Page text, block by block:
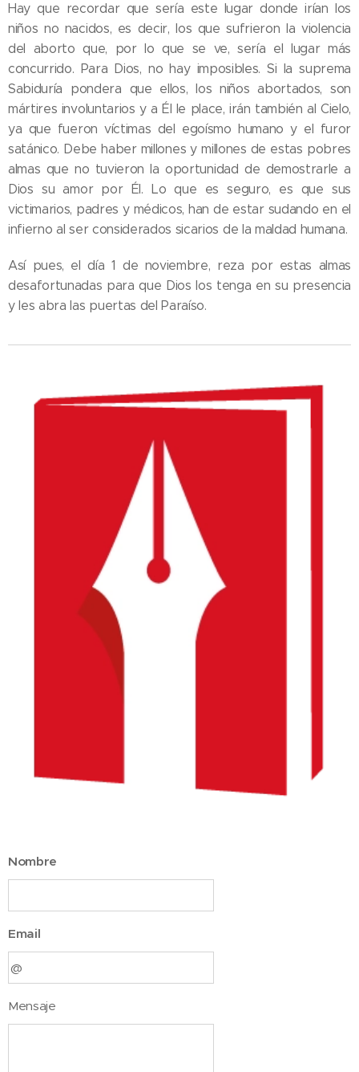
Hay que recordar que sería este lugar donde irían los
niños no nacidos, es decir, los que sufrieron la violencia
del aborto que, por lo que se ve, sería el lugar más
concurrido. Para Dios, no hay imposibles. Si la suprema
Sabiduría pondera que ellos, los niños abortados, son
mártires involuntarios y a Él le place, irán también al Cielo,
ya que fueron víctimas del egoísmo humano y el furor
satánico. Debe haber millones y millones de estas pobres
almas que no tuvieron la oportunidad de demostrarle a
Dios su amor por Él. Lo que es seguro, es que sus
victimarios, padres y médicos, han de estar sudando en el
infierno al ser considerados sicarios de la maldad humana.
Así pues, el día 1 de noviembre, reza por estas almas
desafortunadas para que Dios los tenga en su presencia
y les abra las puertas del Paraíso.
Nombre
Email
Mensaje